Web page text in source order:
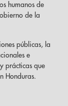
humanos de
de la
públicas, la
e
prácticas que
Honduras.